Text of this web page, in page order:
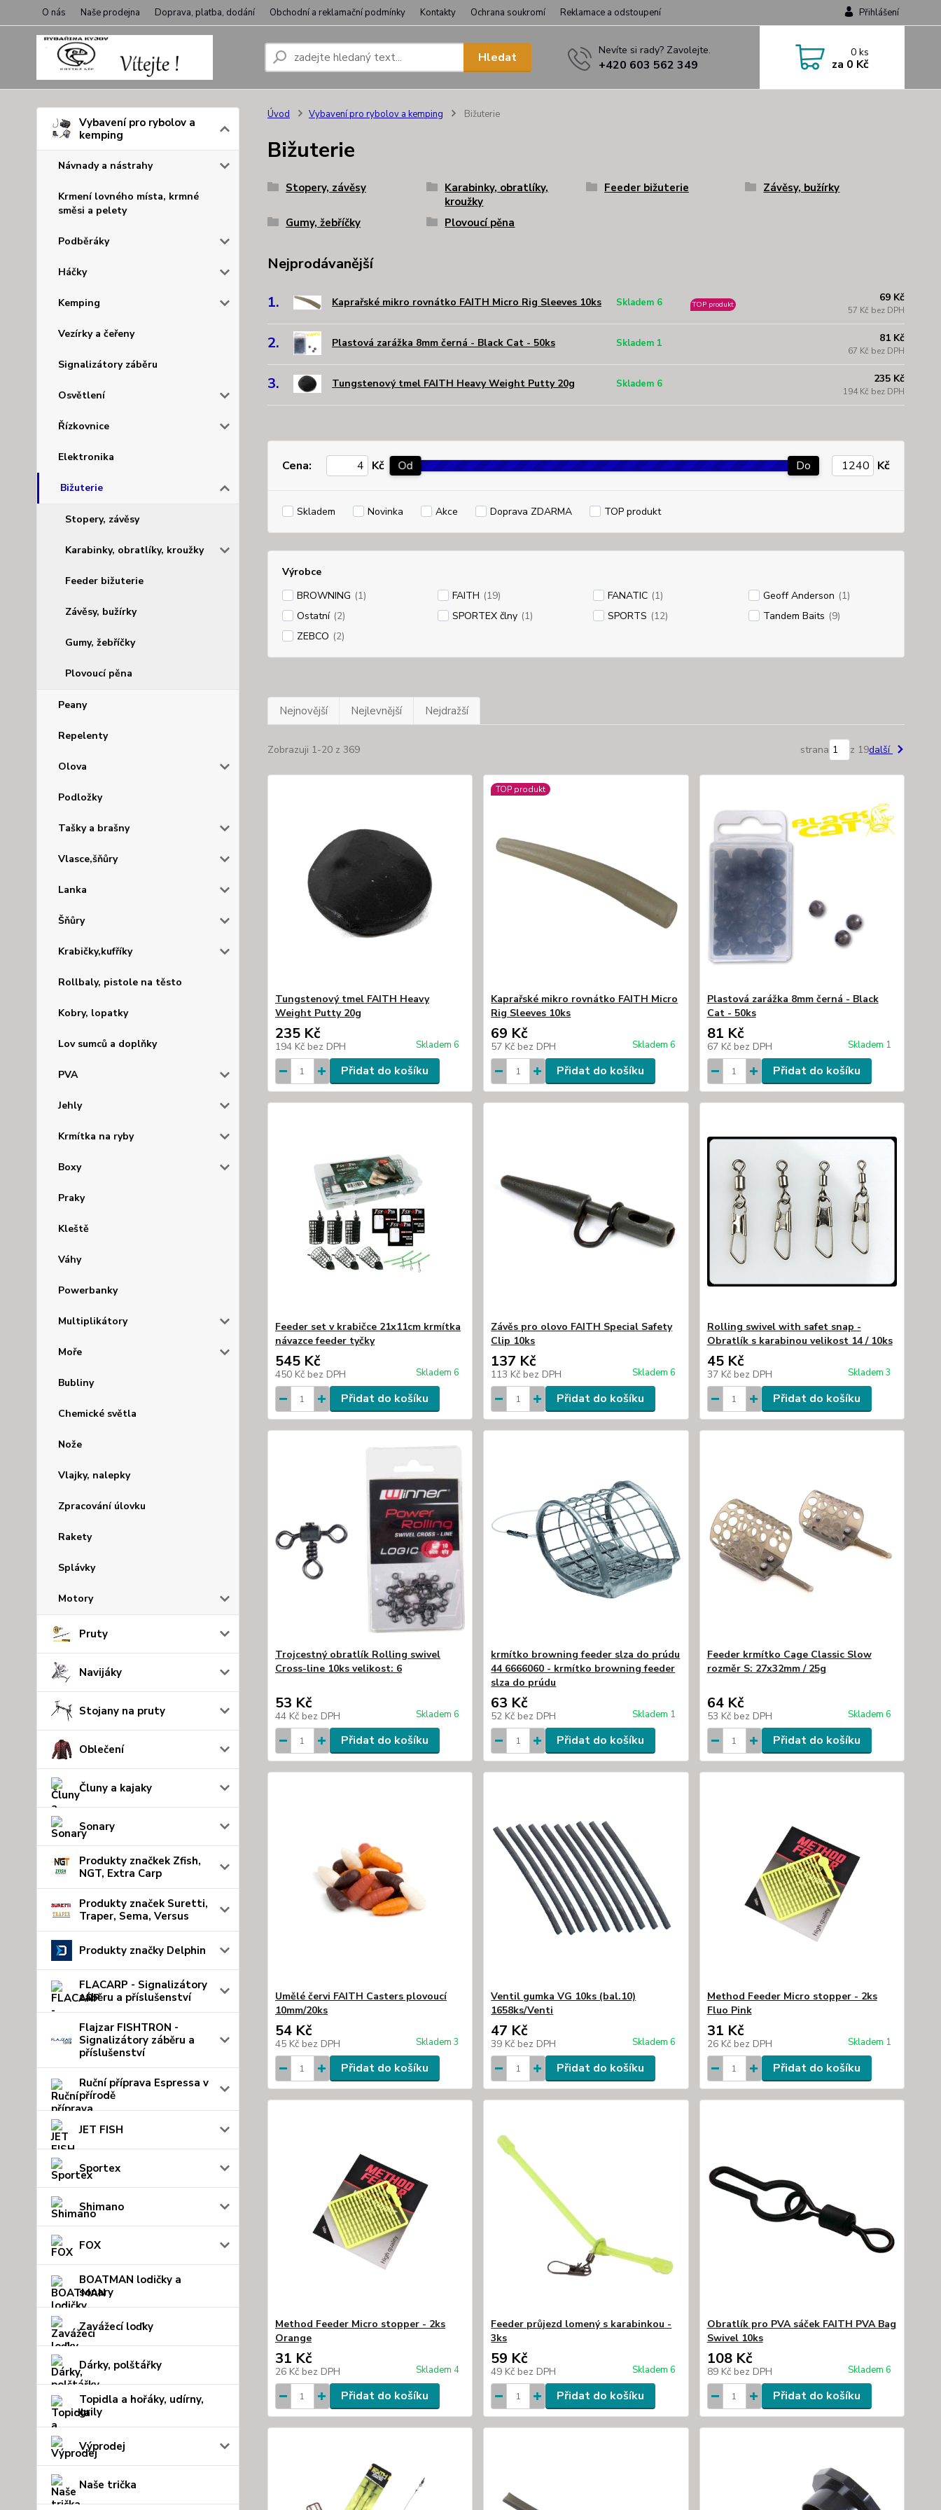
O nás Naše prodejna Doprava, platba, dodání Obchodní a reklamační podmínky Kontakty Ochrana soukromí Reklamace a odstoupení Přihlášení
Hledat Nevíte si rady? Zavolejte.
+420 603 562 349
0ks
za 0 Kč
Vybavení pro rybolov a
kemping
Návnady a nástrahy
Krmení lovného místa, krmné
směsi a pelety
Podběráky
Háčky
Kemping
Vezírky a čeřeny
Signalizátory záběru
Osvětlení
Řízkovnice
Elektronika
Bižuterie
Stopery, závěsy
Karabinky, obratlíky, kroužky
Feeder bižuterie
Závěsy, bužírky
Gumy, žebříčky
Plovoucí pěna
Peany
Repelenty
Olova
Podložky
Tašky a brašny
Vlasce,šňůry
Lanka
Šňůry
Krabičky,kufříky
Rollbaly, pistole na těsto
Kobry, lopatky
Lov sumců a doplňky
PVA
Jehly
Krmítka na ryby
Boxy
Praky
Kleště
Váhy
Powerbanky
Multiplikátory
Moře
Bubliny
Chemické světla
Nože
Vlajky, nalepky
Zpracování úlovku
Rakety
Splávky
Motory
Pruty
Navijáky
Stojany na pruty
Oblečení
Čluny a kajaky
Sonary
Produkty značkek Zfish,
NGT, Extra Carp
Produkty značek Suretti,
Traper, Sema, Versus
Produkty značky Delphin
FLACARP - Signalizátory
záběru a příslušenství
Flajzar FISHTRON -
Signalizátory záběru a
příslušenství
Ruční příprava Espressa v
přírodě
JET FISH
Sportex
Shimano
FOX
BOATMAN lodičky a
sonary
Zavážecí loďky
Dárky, polštářky
Topidla a hořáky, udírny,
grily
Výprodej
Naše trička
Úvod Vybavení pro rybolov a kemping Bižuterie
Bižuterie
Stopery, závěsy
Karabinky, obratlíky,
kroužky
Feeder bižuterie Závěsy, bužírky
Gumy, žebříčky Plovoucí pěna
Nejprodávanější
1. Kaprařské mikro rovnátko FAITH Micro Rig Sleeves 10ks Skladem 6 TOP produkt
69 Kč
57 Kč bez DPH
2. Plastová zarážka 8mm černá - Black Cat - 50ks Skladem 1 81 Kč
67 Kč bez DPH
3. Tungstenový tmel FAITH Heavy Weight Putty 20g Skladem 6 235 Kč
194 Kč bez DPH
Cena: Kč Od Do Kč
Skladem Novinka Akce Doprava ZDARMA TOP produkt
Výrobce
BROWNING (1) FAITH (19) FANATIC (1) Geoff Anderson (1)
Ostatní (2) SPORTEX člny (1) SPORTS (12) Tandem Baits (9)
ZEBCO (2)
Nejnovější Nejlevnější Nejdražší
Zobrazuji 1-20 z 369 strana z 19další
Tungstenový tmel FAITH Heavy
Weight Putty 20g
235 Kč
194 Kč bez DPH Skladem 6
Přidat do košíku
TOP produkt
Kaprařské mikro rovnátko FAITH Micro
Rig Sleeves 10ks
69 Kč
57 Kč bez DPH Skladem 6
Přidat do košíku
Plastová zarážka 8mm černá - Black
Cat - 50ks
81 Kč
67 Kč bez DPH Skladem 1
Přidat do košíku
Feeder set v krabičce 21x11cm krmítka
návazce feeder tyčky
545 Kč
450 Kč bez DPH Skladem 6
Přidat do košíku
Závěs pro olovo FAITH Special Safety
Clip 10ks
137 Kč
113 Kč bez DPH Skladem 6
Přidat do košíku
Rolling swivel with safet snap -
Obratlík s karabinou velikost 14 / 10ks
45 Kč
37 Kč bez DPH Skladem 3
Přidat do košíku
Trojcestný obratlík Rolling swivel
Cross-line 10ks velikost: 6
53 Kč
44 Kč bez DPH Skladem 6
Přidat do košíku
krmítko browning feeder slza do prúdu
44 6666060 - krmítko browning feeder
slza do prúdu
63 Kč
52 Kč bez DPH Skladem 1
Přidat do košíku
Feeder krmítko Cage Classic Slow
rozměr S: 27x32mm / 25g
64 Kč
53 Kč bez DPH Skladem 6
Přidat do košíku
Umělé červi FAITH Casters plovoucí
10mm/20ks
54 Kč
45 Kč bez DPH Skladem 3
Přidat do košíku
Ventil gumka VG 10ks (bal.10)
1658ks/Venti
47 Kč
39 Kč bez DPH Skladem 6
Přidat do košíku
Method Feeder Micro stopper - 2ks
Fluo Pink
31 Kč
26 Kč bez DPH Skladem 1
Přidat do košíku
Method Feeder Micro stopper - 2ks
Orange
31 Kč
26 Kč bez DPH Skladem 4
Přidat do košíku
Feeder průjezd lomený s karabinkou -
3ks
59 Kč
49 Kč bez DPH Skladem 6
Přidat do košíku
Obratlík pro PVA sáček FAITH PVA Bag
Swivel 10ks
108 Kč
89 Kč bez DPH Skladem 6
Přidat do košíku